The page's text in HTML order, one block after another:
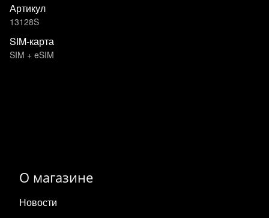
Артикул
13128S
SIM-карта
SIM + eSIM
О магазине
Новости